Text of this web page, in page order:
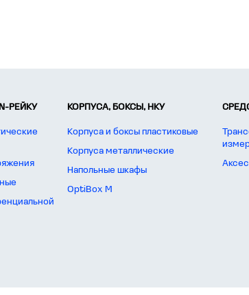
РЕЙКУ КОРПУСА, БОКСЫ, НКУ
Корпуса и боксы пластиковые
Корпуса металлические
Напольные шкафы
OptiBox M